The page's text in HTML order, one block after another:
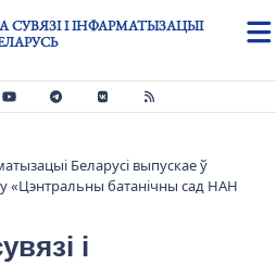
СУВЯЗІ І ІНФАРМАТЫЗАЦЫІ
Беларусі выпускае ў
«Цэнтральны батанічны сад НАН
і